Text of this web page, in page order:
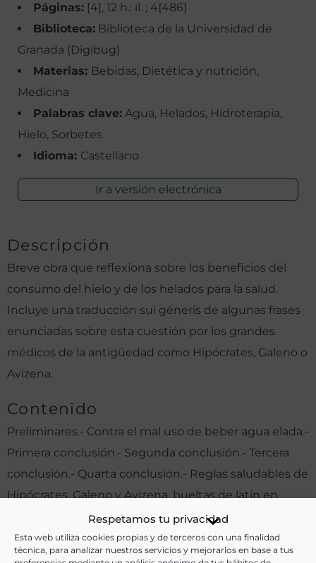
Respetamos tu privacidad
Esta web utiliza cookies propias y de terceros con una finalidad
técnica, para analizar nuestros servicios y mejorarlos en base a tus
Páginas: [4], 12 h.: il. ; 4{486}
Biblioteca: Biblioteca de la Universidad de
Granada (Digibug)
Materias: Bebidas, Dietética y nutrición,
Medicina
Palabras clave: Agua, Helados, Hidroterapia,
Hielo, Sorbetes
Idioma: Castellano
Ir a versión electrónica
Descripción
Breve obra que reflexiona sobre los beneficios del
consumo del hielo y de los helados para la salud.
Incluye una traducción sui géneris de algunas frases
enunciadas sobre esta cuestión por los grandes
médicos de la antigüedad como Hipócrates, Galeno o
Avizena.
Contenido
Preliminares.- Contra el mal uso de beber agua elada.-
Primera conclusión.- Segunda conclusión.- Tercera
conclusión.- Quarta conclusión.- Reglas saludables de
Hipócrates, Galeno y Avizena, bueltas de latín en
Otras ediciones: